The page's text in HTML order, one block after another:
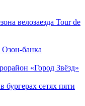
велозаезда Tour de
банка
«Город Звёзд»
сетях пяти